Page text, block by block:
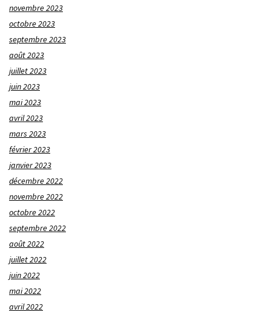
novembre 2023
octobre 2023
septembre 2023
août 2023
juillet 2023
juin 2023
mai 2023
avril 2023
mars 2023
février 2023
janvier 2023
décembre 2022
novembre 2022
octobre 2022
septembre 2022
août 2022
juillet 2022
juin 2022
mai 2022
avril 2022